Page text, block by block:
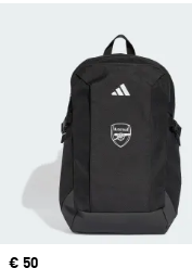
Price
€ 50